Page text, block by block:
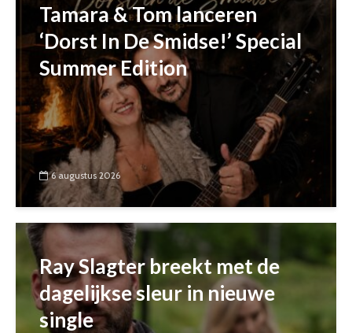
Tamara & Tom lanceren
‘Dorst In De Smidse!’ Special
Summer Edition
6 augustus 2026
Ray Slagter breekt met de
dagelijkse sleur in nieuwe
single